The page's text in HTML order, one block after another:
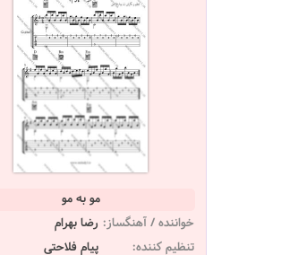
مو به مو
خواننده / آهنگساز: رضا بهرام
تنظیم کننده:
پیام فلاحتی